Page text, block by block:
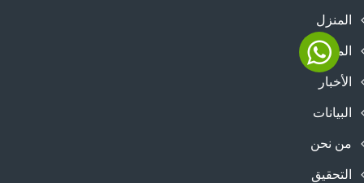
المنزل
المنتجات
الأخبار
البيانات
من نحن
التحقيق